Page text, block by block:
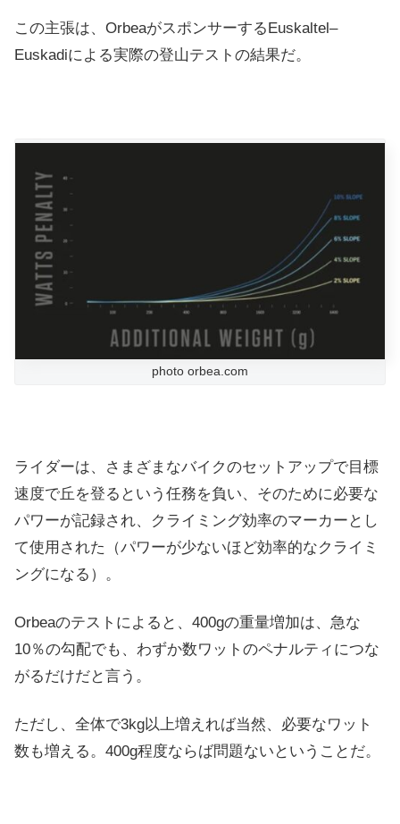
この主張は、OrbeaがスポンサーするEuskaltel–
Euskadiによる実際の登山テストの結果だ。
photo orbea.com
ライダーは、さまざまなバイクのセットアップで目標
速度で丘を登るという任務を負い、そのために必要な
パワーが記録され、クライミング効率のマーカーとし
て使用された（パワーが少ないほど効率的なクライミ
ングになる）。
Orbeaのテストによると、400gの重量増加は、急な
10％の勾配でも、わずか数ワットのペナルティにつな
がるだけだと言う。
ただし、全体で3kg以上増えれば当然、必要なワット
数も増える。400g程度ならば問題ないということだ。